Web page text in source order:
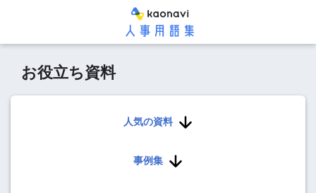
お役立ち資料
人気の資料
事例集